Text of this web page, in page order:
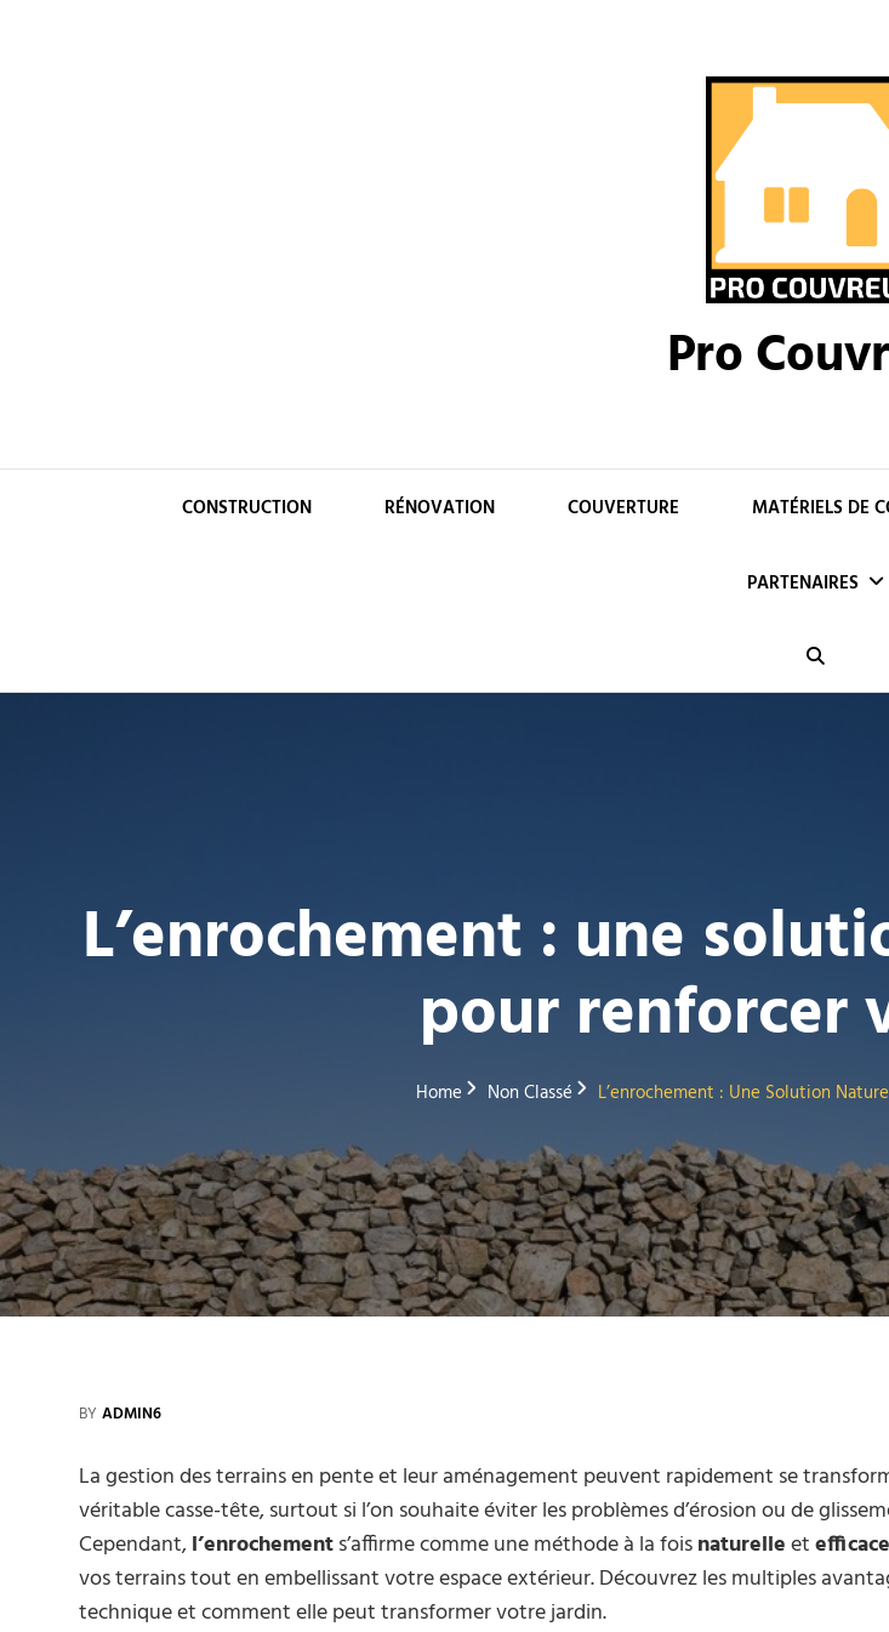
Pro
CONSTRUCTION RÉNOVATION COUVERTURE MATÉRIELS DE
PARTENAIRES
L’enrochement : une
pour renforcer
Home Non Classé L’enrochement : Une Solution
BY ADMIN6
La gestion des terrains en pente et leur aménagement peuvent rapidement se
véritable casse-tête, surtout si l’on souhaite éviter les problèmes d’érosion ou de
Cependant,l’enrochements’affirme comme une méthode à la foisnaturelleetefficace
vos terrains tout en embellissant votre espace extérieur. Découvrez les multiples
technique et comment elle peut transformer votre jardin.